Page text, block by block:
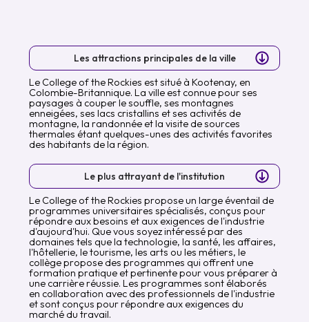
Les attractions principales de la ville
Le College of the Rockies est situé à Kootenay, en
Colombie-Britannique. La ville est connue pour ses
paysages à couper le souffle, ses montagnes
enneigées, ses lacs cristallins et ses activités de
montagne, la randonnée et la visite de sources
thermales étant quelques-unes des activités favorites
des habitants de la région.
Le plus attrayant de l'institution
Le College of the Rockies propose un large éventail de
programmes universitaires spécialisés, conçus pour
répondre aux besoins et aux exigences de l'industrie
d'aujourd'hui. Que vous soyez intéressé par des
domaines tels que la technologie, la santé, les affaires,
l'hôtellerie, le tourisme, les arts ou les métiers, le
collège propose des programmes qui offrent une
formation pratique et pertinente pour vous préparer à
une carrière réussie. Les programmes sont élaborés
en collaboration avec des professionnels de l'industrie
et sont conçus pour répondre aux exigences du
marché du travail.